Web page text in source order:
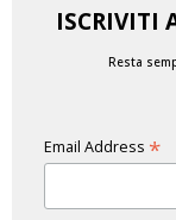
ISCRIVITI
Resta
Email Address *